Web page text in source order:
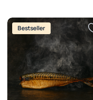
Bestseller